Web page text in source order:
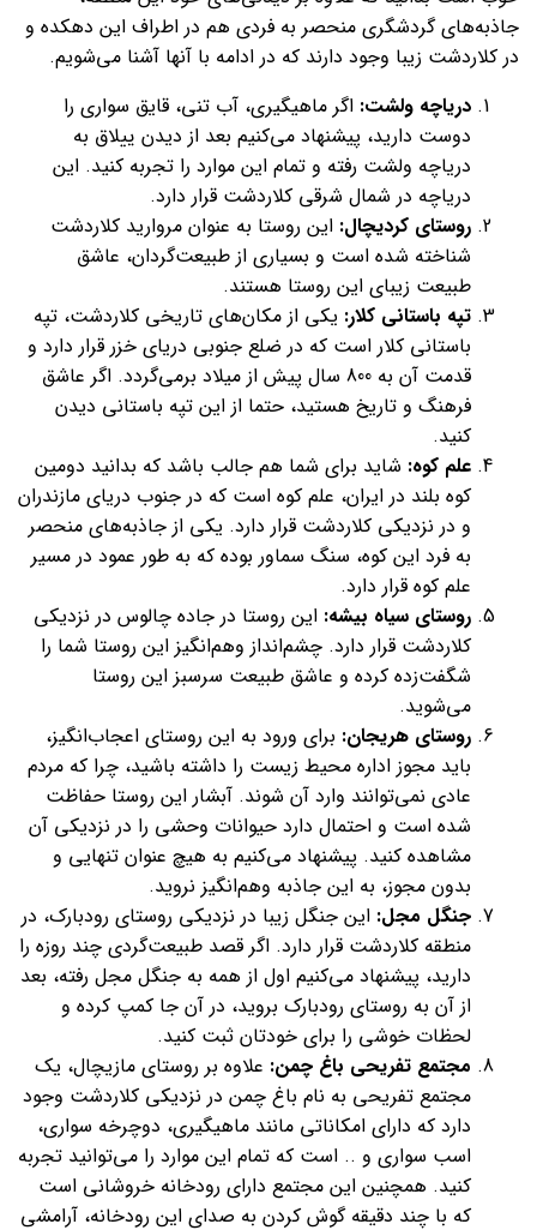
جاذبه‌های گردشگری منحصر به فردی هم در اطراف این دهکده و
در کلاردشت زیبا وجود دارند که در ادامه با آنها آشنا می‌شویم.
دریاچه ولشت: اگر ماهیگیری، آب تنی، قایق سواری را
دوست دارید، پیشنهاد می‌کنیم بعد از دیدن ییلاق به
دریاچه ولشت رفته و تمام این موارد را تجربه کنید. این
دریاچه در شمال شرقی کلاردشت قرار دارد.
روستای کردیچال: این روستا به عنوان مروارید کلاردشت
شناخته شده است و بسیاری از طبیعت‌گردان، عاشق
طبیعت زیبای این روستا هستند.
تپه باستانی کلار: یکی از مکان‌های تاریخی کلاردشت، تپه
باستانی کلار است که در ضلع جنوبی دریای خزر قرار دارد و
قدمت آن به 800 سال پیش از میلاد برمی‌گردد. اگر عاشق
فرهنگ و تاریخ هستید، حتما از این تپه باستانی دیدن
کنید.
علم کوه: شاید برای شما هم جالب باشد که بدانید دومین
کوه بلند در ایران، علم کوه است که در جنوب دریای مازندران
و در نزدیکی کلاردشت قرار دارد. یکی از جاذبه‌های منحصر
به فرد این کوه، سنگ سماور بوده که به طور عمود در مسیر
علم کوه قرار دارد.
روستای سیاه بیشه: این روستا در جاده چالوس در نزدیکی
کلاردشت قرار دارد. چشم‌انداز وهم‌انگیز این روستا شما را
شگفت‌زده کرده و عاشق طبیعت سرسبز این روستا
می‌شوید.
روستای هریجان: برای ورود به این روستای اعجاب‌انگیز،
باید مجوز اداره محیط زیست را داشته باشید، چرا که مردم
عادی نمی‌توانند وارد آن شوند. آبشار این روستا حفاظت
شده است و احتمال دارد حیوانات وحشی را در نزدیکی آن
مشاهده کنید. پیشنهاد می‌کنیم به هیچ عنوان تنهایی و
بدون مجوز، به این جاذبه وهم‌انگیز نروید.
جنگل مجل: این جنگل زیبا در نزدیکی روستای رودبارک، در
منطقه کلاردشت قرار دارد. اگر قصد طبیعت‌گردی چند روزه را
دارید، پیشنهاد می‌کنیم اول از همه به جنگل مجل رفته، بعد
از آن به روستای رودبارک بروید، در آن جا کمپ کرده و
لحظات خوشی را برای خودتان ثبت کنید.
مجتمع تفریحی باغ چمن: علاوه بر روستای مازیچال، یک
مجتمع تفریحی به نام باغ چمن در نزدیکی کلاردشت وجود
دارد که دارای امکاناتی مانند ماهیگیری، دوچرخه‌ سواری،
اسب سواری و .. است که تمام این موارد را می‌توانید تجربه
کنید. همچنین این مجتمع دارای رودخانه خروشانی است
که با چند دقیقه گوش کردن به صدای این رودخانه، آرامشی